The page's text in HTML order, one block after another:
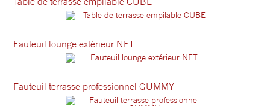
Fauteuil lounge extérieur NET
Fauteuil terrasse professionnel GUMMY